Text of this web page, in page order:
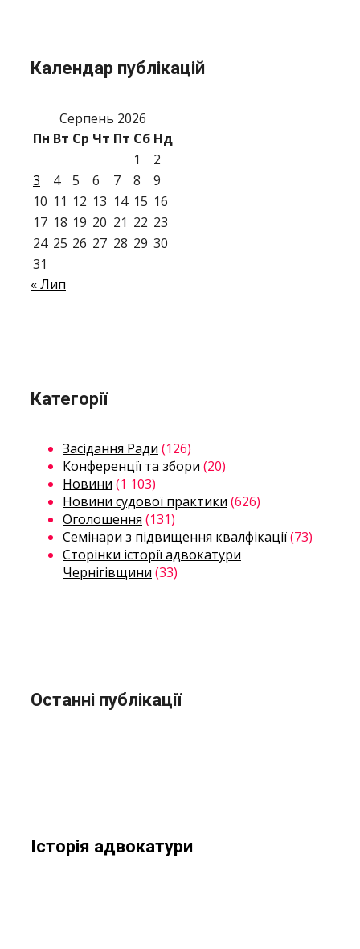
Календар публікацій
Серпень 2026
Пн Вт Ср Чт Пт Сб Нд
1
2
3
4 5 6 7 8
9
10 11 12 13 14 15 16
17 18 19 20 21 22 23
24 25 26 27 28 29 30
31
« Лип
Категорії
Засідання Ради (126)
Конференції та збори (20)
Новини (1 103)
Новини судової практики (626)
Оголошення (131)
Семінари з підвищення квалфікації(73)
Сторінки історії адвокатури
Чернігівщини (33)
Останні публікації
Історія адвокатури